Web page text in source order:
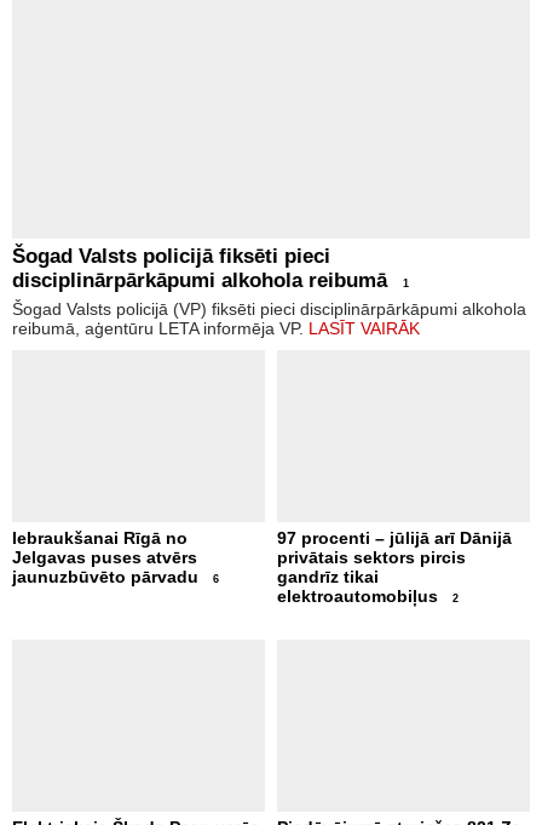
Šogad Valsts policijā fiksēti pieci
disciplinārpārkāpumi alkohola reibumā
Šogad Valsts policijā (VP) fiksēti pieci disciplinārpārkāpumi alkohola
reibumā, aģentūru LETA informēja VP.
Iebraukšanai Rīgā no
Jelgavas puses atvērs
jaunuzbūvēto pārvadu
97 procenti – jūlijā arī Dānijā
privātais sektors pircis
gandrīz tikai
elektroautomobiļus